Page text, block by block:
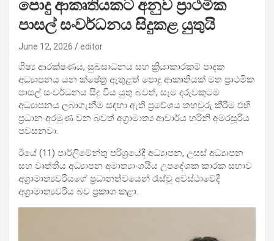
පොදු ආකෘතියකට අනුව ප්‍රාථමික
පාසල් සංවර්ධනය සිදුකළ යුතුයි
June 12, 2026 editor
ශිෂ්‍ය ආරක්ෂණය, සුබසාධනය සහ ක්‍රියාකාරකම් පාදක
අධ්‍යාපනය යන ක්ෂේත්‍ර ඇතුළත් පොදු ආකෘතියක් මත ප්‍රාථමික
පාසල් සංවර්ධනය සිදු විය යුතු බවත්, සෑම දරුවකුටම
අධ්‍යාපනය ලබාගැනීම සඳහා ඇති ප්‍රවේශය තහවුරු කිරීම එහි
ප්‍රධාන අරමුණ වන බවත් අග්‍රාමාත්‍ය ආචාර්ය හරිනි අමරසූරිය
පවසනවා.
ඊයේ (11) පාර්ලිමේන්තු පරිශ්‍රයේදී අධ්‍යාපන, උසස් අධ්‍යාපන
සහ වෘත්තීය අධ්‍යාපන අමාත්‍යාංශයීය උපදේශක කාරක සභාව
අග්‍රාමාත්‍යවරියගේ ප්‍රධානත්වයෙන් රැස්වූ අවස්ථාවේදී
අග්‍රාමාත්‍යවරිය බව ප්‍රකාශ කළා.